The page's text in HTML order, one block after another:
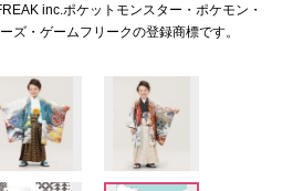
inc.ポケットモンスター・ポケモン・
ズ・ゲームフリークの登録商標です。